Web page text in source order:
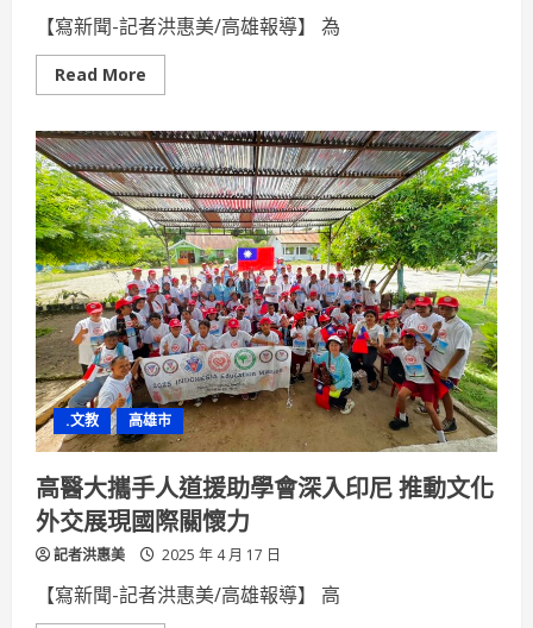
【寫新聞-記者洪惠美/高雄報導】 為
Read More
more
雄
郵
局
舉
辦
「郵
政
傳
情
幸
福
前
行
中
華
郵
政
樂
齡
運
動」
.文教 高雄市
高醫大攜手人道援助學會深入印尼 推動文化
外交展現國際關懷力
記者洪惠美 2025 年 4 月 17 日
【寫新聞-記者洪惠美/高雄報導】 高